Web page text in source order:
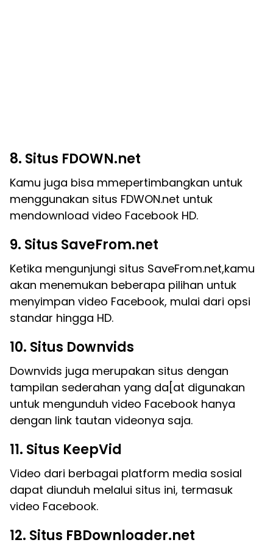
8. Situs FDOWN.net
Kamu juga bisa mmepertimbangkan untuk
menggunakan situs FDWON.net untuk
mendownload video Facebook HD.
9. Situs SaveFrom.net
Ketika mengunjungi situs SaveFrom.net,kamu
akan menemukan beberapa pilihan untuk
menyimpan video Facebook, mulai dari opsi
standar hingga HD.
10. Situs Downvids
Downvids juga merupakan situs dengan
tampilan sederahan yang da[at digunakan
untuk mengunduh video Facebook hanya
dengan link tautan videonya saja.
11. Situs KeepVid
Video dari berbagai platform media sosial
dapat diunduh melalui situs ini, termasuk
video Facebook.
12. Situs FBDownloader.net